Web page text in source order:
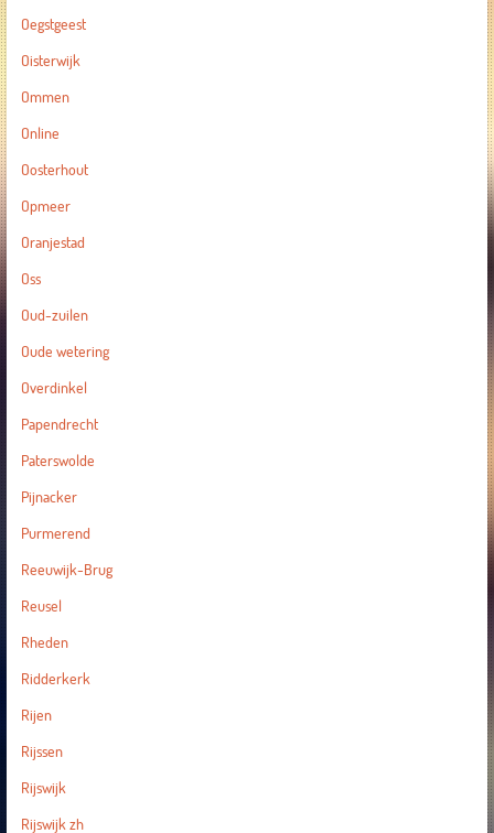
Oegstgeest
Oisterwijk
Ommen
Online
Oosterhout
Opmeer
Oranjestad
Oss
Oud-zuilen
Oude wetering
Overdinkel
Papendrecht
Paterswolde
Pijnacker
Purmerend
Reeuwijk-Brug
Reusel
Rheden
Ridderkerk
Rijen
Rijssen
Rijswijk
Rijswijk zh